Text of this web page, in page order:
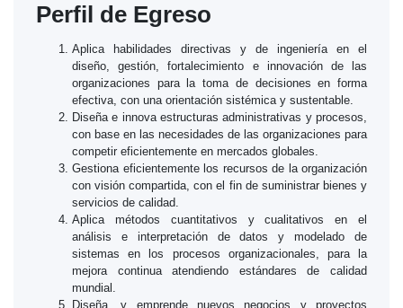
Perfil de Egreso
Aplica habilidades directivas y de ingeniería en el
diseño, gestión, fortalecimiento e innovación de las
organizaciones para la toma de decisiones en forma
efectiva, con una orientación sistémica y sustentable.
Diseña e innova estructuras administrativas y procesos,
con base en las necesidades de las organizaciones para
competir eficientemente en mercados globales.
Gestiona eficientemente los recursos de la organización
con visión compartida, con el fin de suministrar bienes y
servicios de calidad.
Aplica métodos cuantitativos y cualitativos en el
análisis e interpretación de datos y modelado de
sistemas en los procesos organizacionales, para la
mejora continua atendiendo estándares de calidad
mundial.
Diseña, y emprende nuevos negocios y proyectos